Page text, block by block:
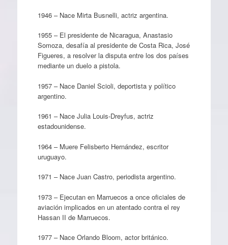
1946 – Nace Mirta Busnelli, actriz argentina.
1955 – El presidente de Nicaragua, Anastasio
Somoza, desafía al presidente de Costa Rica, José
Figueres, a resolver la disputa entre los dos países
mediante un duelo a pistola.
1957 – Nace Daniel Scioli, deportista y político
argentino.
1961 – Nace Julia Louis-Dreyfus, actriz
estadounidense.
1964 – Muere Felisberto Hernández, escritor
uruguayo.
1971 – Nace Juan Castro, periodista argentino.
1973 – Ejecutan en Marruecos a once oficiales de
aviación implicados en un atentado contra el rey
Hassan II de Marruecos.
1977 – Nace Orlando Bloom, actor británico.